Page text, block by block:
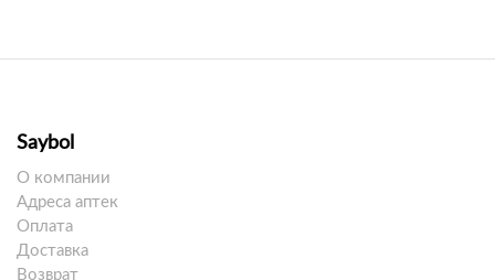
Saybol
О компании
Адреса аптек
Оплата
Доставка
Возврат